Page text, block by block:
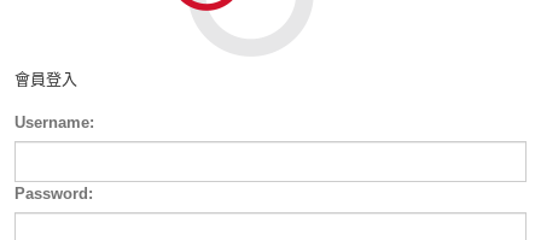
會員登入
Username:
Password: